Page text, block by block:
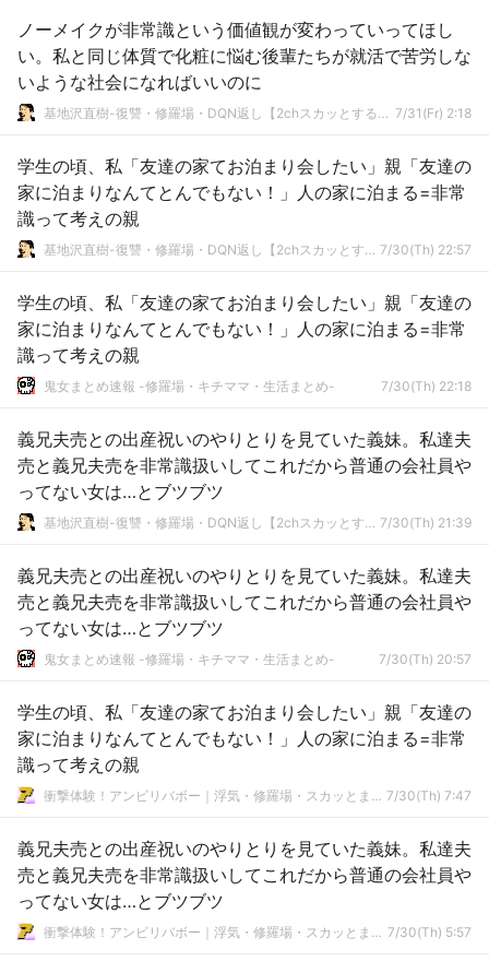
ノーメイクが非常識という価値観が変わっていってほし
い。私と同じ体質で化粧に悩む後輩たちが就活で苦労しな
いような社会になればいいのに
基地沢直樹-復讐・修羅場・DQN返し【2chスカッとする話まとめ】 7/31(Fr) 2:18
学生の頃、私「友達の家てお泊まり会したい」親「友達の
家に泊まりなんてとんでもない！」人の家に泊まる=非常
識って考えの親
基地沢直樹-復讐・修羅場・DQN返し【2chスカッとする話まとめ】 7/30(Th) 22:57
学生の頃、私「友達の家てお泊まり会したい」親「友達の
家に泊まりなんてとんでもない！」人の家に泊まる=非常
識って考えの親
鬼女まとめ速報 -修羅場・キチママ・生活まとめ- 7/30(Th) 22:18
義兄夫売との出産祝いのやりとりを見ていた義妹。私達夫
売と義兄夫売を非常識扱いしてこれだから普通の会社員や
ってない女は…とブツブツ
基地沢直樹-復讐・修羅場・DQN返し【2chスカッとする話まとめ】 7/30(Th) 21:39
義兄夫売との出産祝いのやりとりを見ていた義妹。私達夫
売と義兄夫売を非常識扱いしてこれだから普通の会社員や
ってない女は…とブツブツ
鬼女まとめ速報 -修羅場・キチママ・生活まとめ- 7/30(Th) 20:57
学生の頃、私「友達の家てお泊まり会したい」親「友達の
家に泊まりなんてとんでもない！」人の家に泊まる=非常
識って考えの親
衝撃体験！アンビリバボー｜浮気・修羅場・スカッとまとめ 7/30(Th) 7:47
義兄夫売との出産祝いのやりとりを見ていた義妹。私達夫
売と義兄夫売を非常識扱いしてこれだから普通の会社員や
ってない女は…とブツブツ
衝撃体験！アンビリバボー｜浮気・修羅場・スカッとまとめ 7/30(Th) 5:57